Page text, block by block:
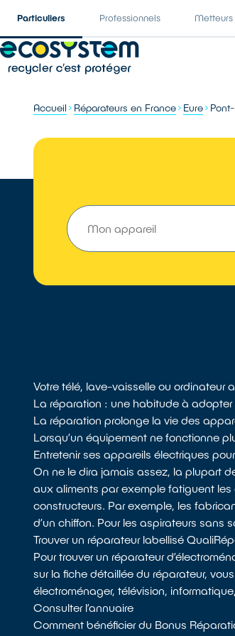
Particuliers Professionnels Metteurs
Accueil Réparateurs en France Eure
Votre télé, lave-vaisselle ou ordinateur
La réparation : une habitude à adopter
La réparation prolonge la vie des
Lorsqu’un équipement ne fonctionne
Entretenir ses appareils électriques
On ne le dira jamais assez, la plupart
aux aliments par exemple fatiguent
constructeurs. Par exemple, les
d’un chiffon. Pour les aspirateurs sans
Trouver un réparateur labellisé
Pour trouver un réparateur
sur la fiche détaillée du réparateur,
électroménager, télévision,
Consulter l’annuaire
Comment bénéficier du Bonus